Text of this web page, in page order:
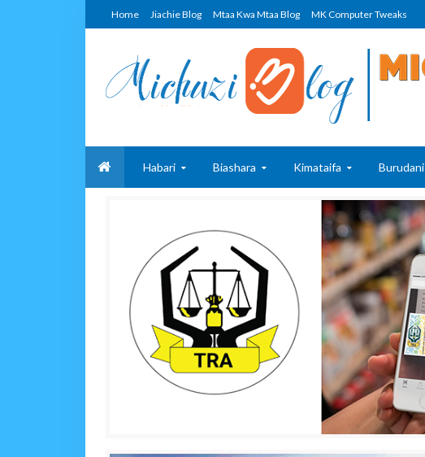
Home Jiachie Blog Mtaa Kwa Mtaa Blog MK Computer Tweaks
Habari Biashara Kimataifa Burudani